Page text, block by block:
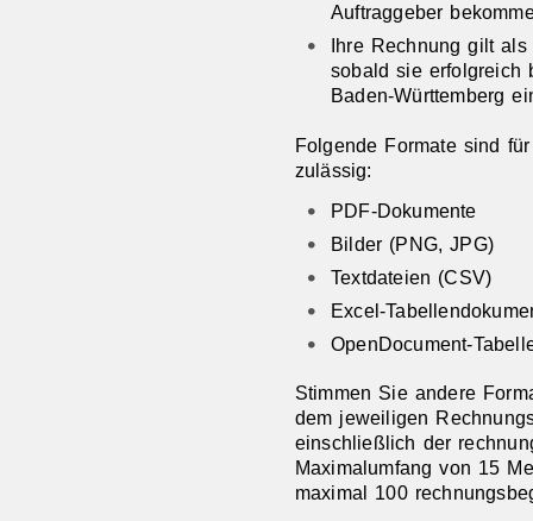
Auftraggeber
Ihre Rechnung gilt als
sobald sie erfolgreich
Baden-Württemberg
Folgende Formate sind
zulässig:
PDF-Dokumente
Bilder (PNG, JPG)
Textdateien (CSV)
Excel-
OpenDocument-
Stimmen Sie andere
dem jeweiligen
einschließlich der
Maximalumfang von 15
maximal 100